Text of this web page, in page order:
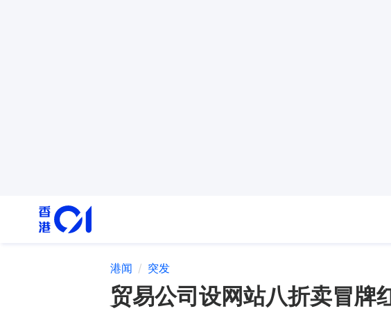
港闻 突发
贸易公司设网站八折卖冒